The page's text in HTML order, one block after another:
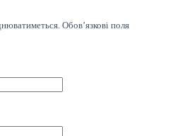
Обов’язкові поля